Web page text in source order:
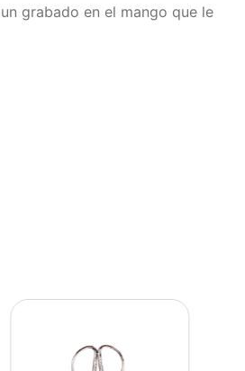
grabado en el mango que le